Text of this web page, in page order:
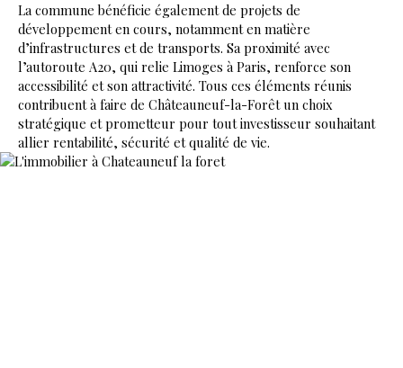
La commune bénéficie également de projets de
développement en cours, notamment en matière
d’infrastructures et de transports. Sa proximité avec
l’autoroute A20, qui relie Limoges à Paris, renforce son
accessibilité et son attractivité. Tous ces éléments réunis
contribuent à faire de Châteauneuf-la-Forêt un choix
stratégique et prometteur pour tout investisseur souhaitant
allier rentabilité, sécurité et qualité de vie.